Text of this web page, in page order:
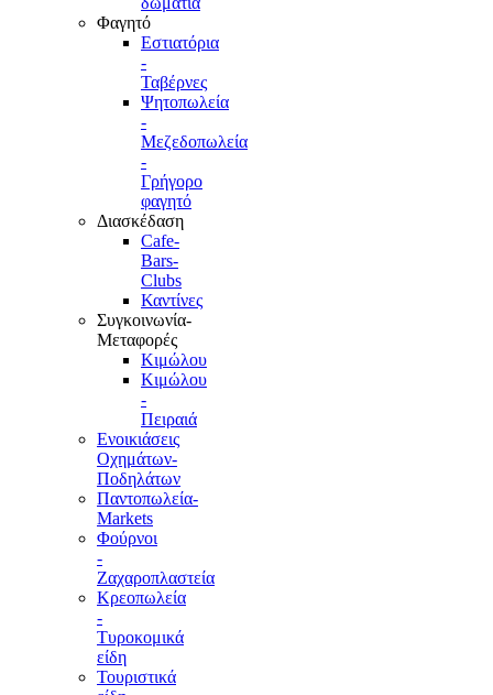
Φαγητό
Εστιατόρια
-
Ταβέρνες
Ψητοπωλεία
-
Μεζεδοπωλεία
-
Γρήγορο
φαγητό
Διασκέδαση
Cafe-
Bars-
Clubs
Καντίνες
Συγκοινωνία-
Μεταφορές
Κιμώλου
Κιμώλου
-
Πειραιά
Ενοικιάσεις
Οχημάτων-
Ποδηλάτων
Παντοπωλεία-
Markets
Φούρνοι
-
Ζαχαροπλαστεία
Κρεοπωλεία
-
Τυροκομικά
είδη
Τουριστικά